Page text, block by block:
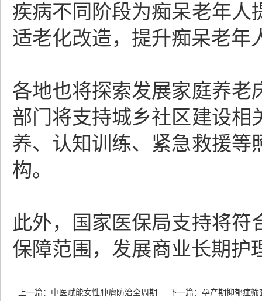
疾病不同阶段为痴呆老年人
适老化改造，提升痴呆老年
各地也将探索发展家庭养老
部门将支持城乡社区建设相
养、认知训练、紧急救援等
构。
此外，国家医保局支持将
保障范围，发展商业长期护
上一篇： 中医赋能女性肿瘤防治全周期 下一篇： 孕产期抑郁症筛